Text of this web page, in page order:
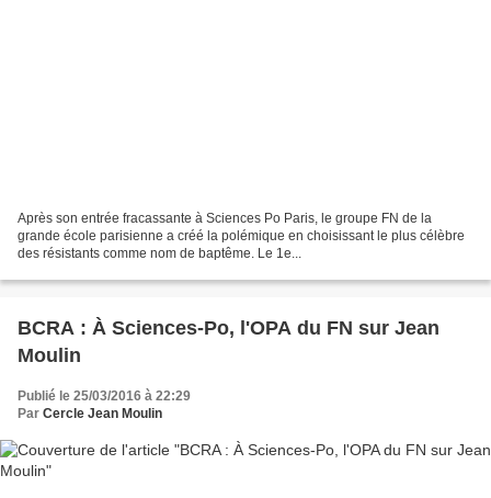
Après son entrée fracassante à Sciences Po Paris, le groupe FN de la
grande école parisienne a créé la polémique en choisissant le plus célèbre
des résistants comme nom de baptême. Le 1e...
BCRA : À Sciences-Po, l'OPA du FN sur Jean
Moulin
Publié le 25/03/2016 à 22:29
Par Cercle Jean Moulin